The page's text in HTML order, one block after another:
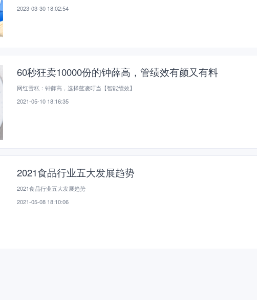
2023-03-30 18:02:54
60秒狂卖10000份的钟薛高，管绩效有颜又有料
网红雪糕：钟薛高，选择蓝凌叮当【智能绩效】
2021-05-10 18:16:35
2021食品行业五大发展趋势
2021食品行业五大发展趋势
2021-05-08 18:10:06